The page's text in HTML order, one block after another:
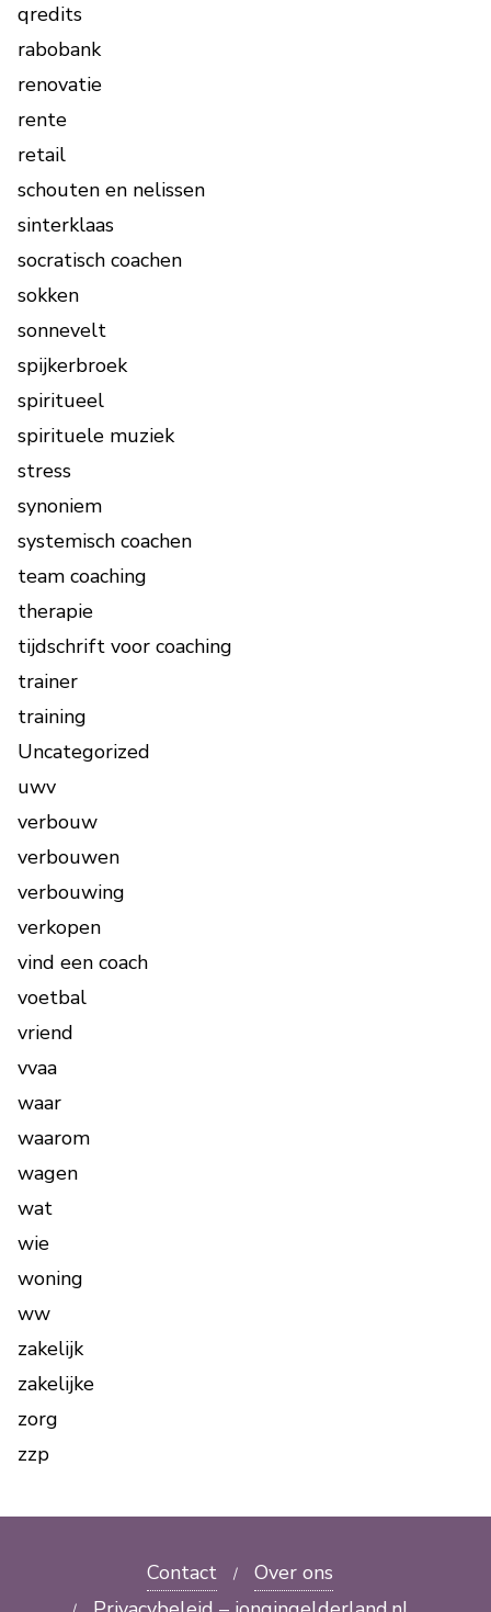
qredits
rabobank
renovatie
rente
retail
schouten en nelissen
sinterklaas
socratisch coachen
sokken
sonnevelt
spijkerbroek
spiritueel
spirituele muziek
stress
synoniem
systemisch coachen
team coaching
therapie
tijdschrift voor coaching
trainer
training
Uncategorized
uwv
verbouw
verbouwen
verbouwing
verkopen
vind een coach
voetbal
vriend
vvaa
waar
waarom
wagen
wat
wie
woning
ww
zakelijk
zakelijke
zorg
zzp
Contact
Over ons